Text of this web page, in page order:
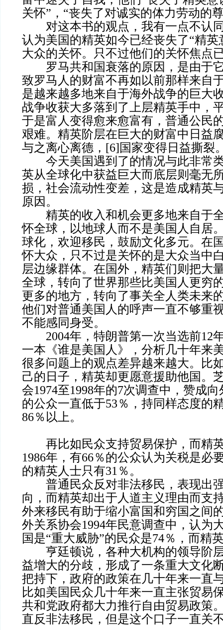
关怀”，“丧失了对诚实的体力劳动的
对这本书的观点，我有一点不认
认为美国的精英如今已经丧失了“精英
大众的关怀。只不过他们的关怀焦点
罗马共和国衰落的原因，是由于
致罗马人的财富不再如以前那样来自
是越来越多地来自于海外战争的巨大
战争收获大多落到了上层精英手中，
于是富人变得愈来愈富有，普通公民
艰难。精英阶层在巨大的财富中日益
与之离心离德，[6]国家变得日益撕裂
今天美国遇到了的情况与此非常
英从全球化中获益巨大而底层则毫无
损，社会流动性变差，这是造成精英
原因。
精英的收入和机会更多地来自于
怀全球，以地球人而不是美国人自居
球化，欢迎移民，鼓励文化多元。在
怀大众，只不过是关怀的是大众当中
层边缘群体。在国外，精英们则把大
全球，转向了世界那些比美国人更穷
更多的地方，转向了事关全人类未来
他们对普通美国人的呼声一直不够重
不能感同身受。
2004年，特朗普第一次当选前12
一本《谁是美国人》，分析几十年来
很多问题上的观点差异越来越大。比
己的日子，精英却更愿意援助他国。
会1974至1998年的7次调查中，赞成
的公众一直低于53％，持同样态度的
86％以上。
再比如民众支持贸易保护，而精
1986年，有66％的公众认为关税是必
的精英人士只有31％。
普通民众反对非法移民，表现出
向，而精英却出于人道主义理由而支
外来移民有助于缩小富国和穷国之间
外关系协会1994年民意调查中，认为
国是“重大威胁”的民众是74％，而精
亨廷顿说，各种大机构的领导阶
益增大的分歧，形成了一条重大文化
把持下，政府的政策在几十年来一直
比如美国民众几十年来一直主张贸易
共和党政府都大力推行自由贸易政策
直反非法移民，但是这个口子一直关